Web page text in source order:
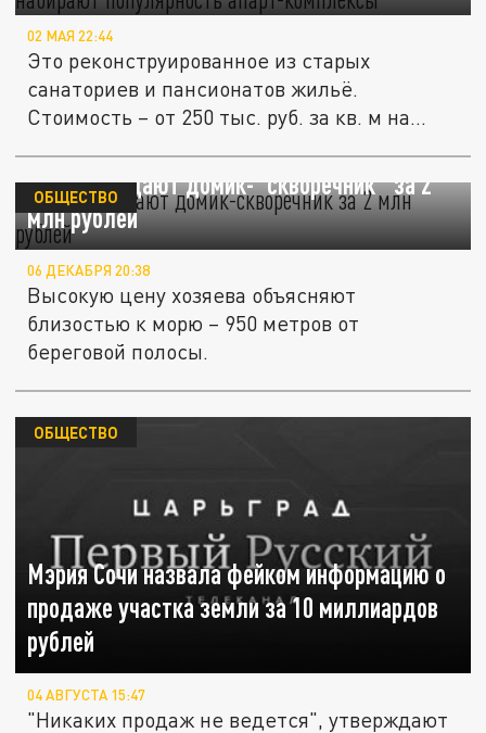
02 МАЯ 22:44
Это реконструированное из старых
санаториев и пансионатов жильё.
Стоимость – от 250 тыс. руб. за кв. м на...
В Сочи продают домик-"скворечник" за 2
млн рублей
ОБЩЕСТВО
06 ДЕКАБРЯ 20:38
Высокую цену хозяева объясняют
близостью к морю – 950 метров от
береговой полосы.
Мэрия Сочи назвала фейком информацию о
продаже участка земли за 10 миллиардов
рублей
ОБЩЕСТВО
04 АВГУСТА 15:47
"Никаких продаж не ведется", утверждают